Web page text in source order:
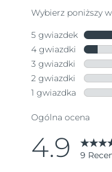
Reviews.
samej
strony.